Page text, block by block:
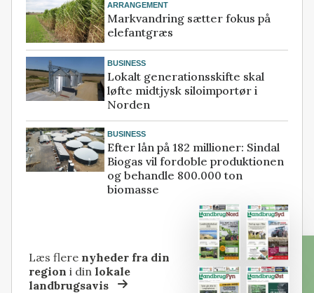
ARRANGEMENT
Markvandring sætter fokus på
elefantgræs
BUSINESS
Lokalt generationsskifte skal
løfte midtjysk siloimportør i
Norden
BUSINESS
Efter lån på 182 millioner: Sindal
Biogas vil fordoble produktionen
og behandle 800.000 ton
biomasse
Læs flere nyheder fra din
region i dinlokale
landbrugsavis